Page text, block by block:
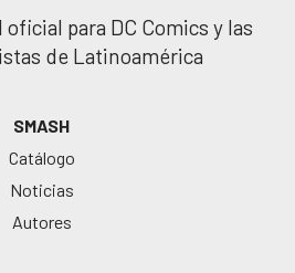
para DC Comics y las
de Latinoamérica
SMASH
Catálogo
Noticias
Autores